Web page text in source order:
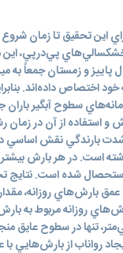
را به خود اختصاص داده‌اند.
سطوح آبگير
و استفاده از آن در زمان
بارندگي نقش اساسي
است. در هر بارش
شده است. نتايج
بارش‌هاي روزانه،
بارش‌هاي کمتر از 5 ميلي‌متر، تنها
رواناب از